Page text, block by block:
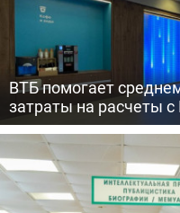
ВТБ помогает
затраты на расчеты